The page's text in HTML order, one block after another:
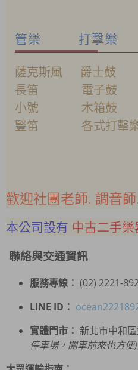
管樂 打擊
薩克斯風 爵士
長笛 電子
小號 木箱鼓
豎笛 各式打擊樂
揚琴
歡迎社團老師. 調音
本公司設有 中古二手樂
聯絡與交通資訊
服務專線： (02) 2221-
LINE ID：
實體門市： 新北市中和
停車場，開車前來也方便)